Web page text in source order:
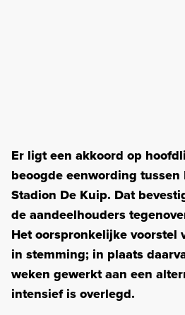
Er ligt een akkoord op
beoogde eenwording tussen
Stadion De Kuip. Dat
de aandeelhouders
Het oorspronkelijke voorstel
in stemming; in plaats
weken gewerkt aan een
intensief is overlegd.